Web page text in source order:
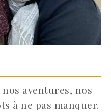
aventures, nos
à ne pas manquer.